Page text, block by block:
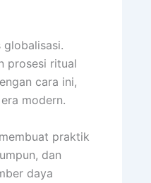
prosesi ritual
cara ini,
modern.
praktik
dan
daya